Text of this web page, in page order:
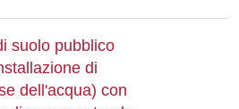
suolo pubblico
di
dell'acqua) con